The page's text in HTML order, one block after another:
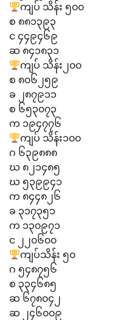
ကျပ် သိန်း ၅၀၀
စ ၈၈၁၃၉၃
င ၄၄၉၄၆၉
ဆ ၈၄၁၈၃၁
ကျပ် သိန်း၂၀၀
စ ၈၀၆၂၅၉
ခ ၂၈၇၉၁၁
စ ၆၅၃၀၇၃
က ၁၉၄၇၇၆
ကျပ် သိန်း၁၀၀
ဂ ၆၃၉၈၈၈
ဃ ၈၂၁၄၈၅
ဃ ၅၃၉၉၄၁
က ၈၄၄၈၂၆
ခ ၃၁၇၃၅၁
က ၁၃၀၉၇၁
င ၂၂၀၆၀၀
ကျပ်သိန်း ၅၀
ဂ ၅၄၈၇၅၆
စ ၃၃၄၆၈၅
ဆ ၆၇၈၀၄၂
ဆ ၂၄၆၀၀၉